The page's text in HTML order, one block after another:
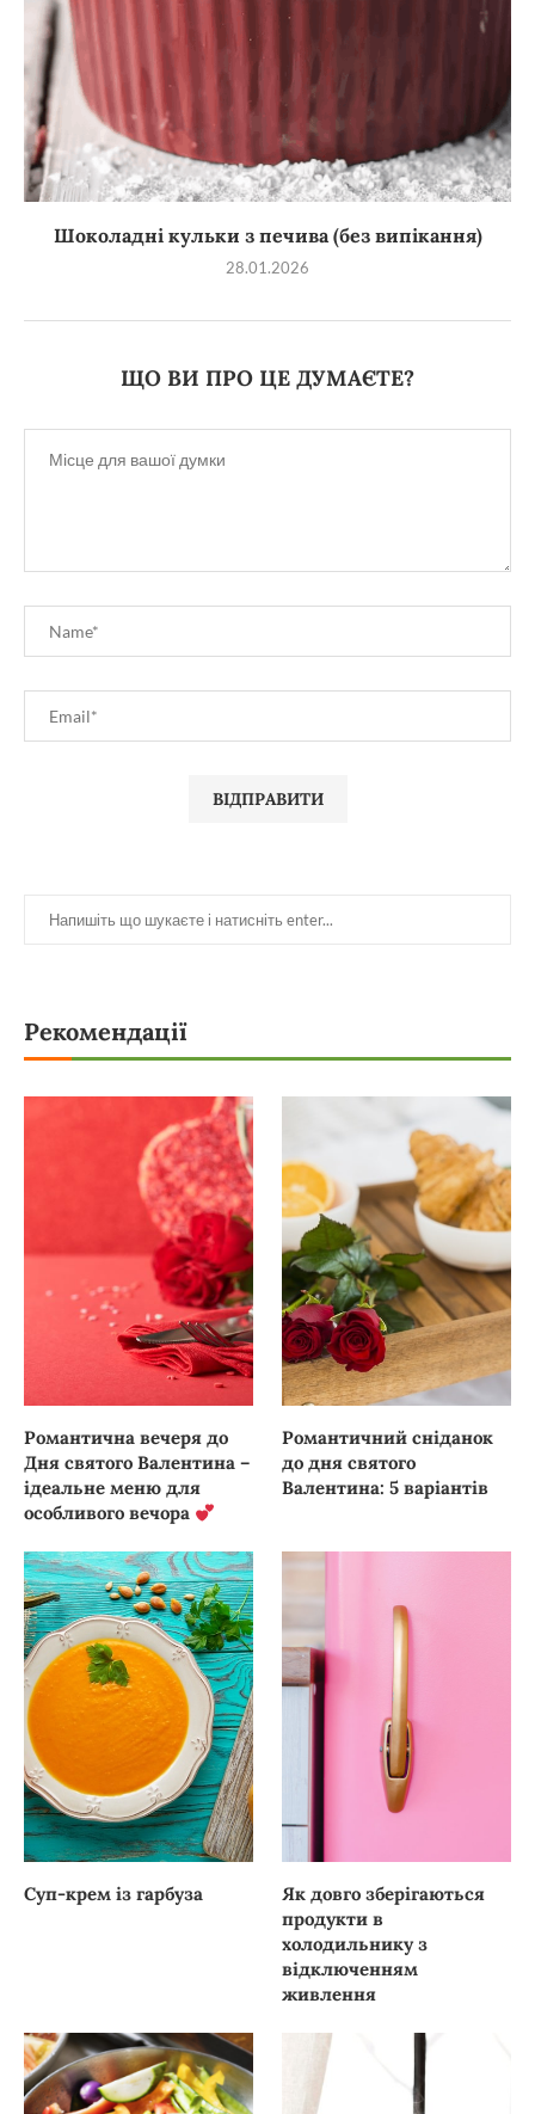
Шоколадні кульки з печива (без випікання)
28.01.2026
ЩО ВИ ПРО ЦЕ ДУМАЄТЕ?
Рекомендації
Романтична вечеря до
Дня святого Валентина –
ідеальне меню для
особливого вечора
Романтичний сніданок
до дня святого
Валентина: 5 варіантів
Суп-крем із гарбуза
Як довго зберігаються
продукти в
холодильнику з
відключенням
живлення